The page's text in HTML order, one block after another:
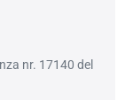
nr. 17140 del